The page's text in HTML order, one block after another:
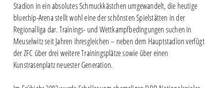
Stadion in ein absolutes Schmuckkästchen umgewandelt, die heutige
bluechip-Arena stellt wohl eine der schönsten Spielstätten in der
Regionalliga dar. Trainings- und Wettkampfbedingungen suchen in
Meuselwitz seit Jahren ihresgleichen – neben dem Hauptstadion verfügt
der ZFC über drei weitere Trainingsplätze sowie über einen
Kunstrasenplatz neuester Generation.